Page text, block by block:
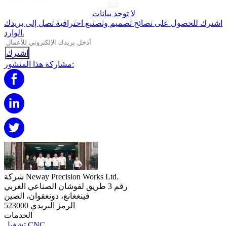
لا توجد بيانات
اشترك للحصول على نصائح تصميم وتصنيع احترافية تصل إلى بريدك
الوارد.
اشترك
مشاركة هذا المنشور:
شركة Neway Precision Works Ltd.
رقم 3 طريق لفوشان الصناعي الغربي
فينغغانغ، دونغقوان، الصين
الرمز البريدي 523000
الخدمات